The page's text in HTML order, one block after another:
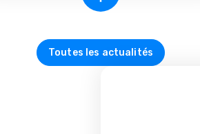
Toutes les actualités